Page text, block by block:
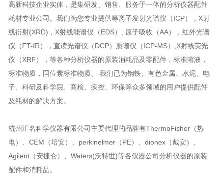
高新科技企业实体，是集研发、销售、服务于一体的分析仪器配件
耗材专业公司。我们为您专业提供等离子发射光谱仪（ICP），X射
线衍射(XRD)，X射线能谱仪（EDS）, 原子吸收（AA），红外光谱
仪（FT-IR），直读光谱仪（DCP）质谱仪（ICP-MS）,X射线荧光
仪（XRF），等各种分析仪器的原装消耗品及零配件，标准溶液，
标准物质，同位素标准物质。 我们已为钢铁、有色金属、水泥、电
子、科研及科学院、商检、疾控、环保等众多领域的用户提供配件
及耗材的解决方案。
杭州汇名科学仪器有限公司主要代理的品牌有ThermoFisher（热
电）、CEM（培安）、perkinelmer（PE）、dionex（戴安）、
Agilent（安捷仑）、Waters(沃特世)等各仪器公司分析仪器的原装
配件和消耗品。